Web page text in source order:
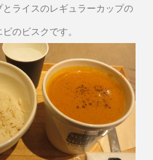
ライスのレギュラーカップの
のビスクです。